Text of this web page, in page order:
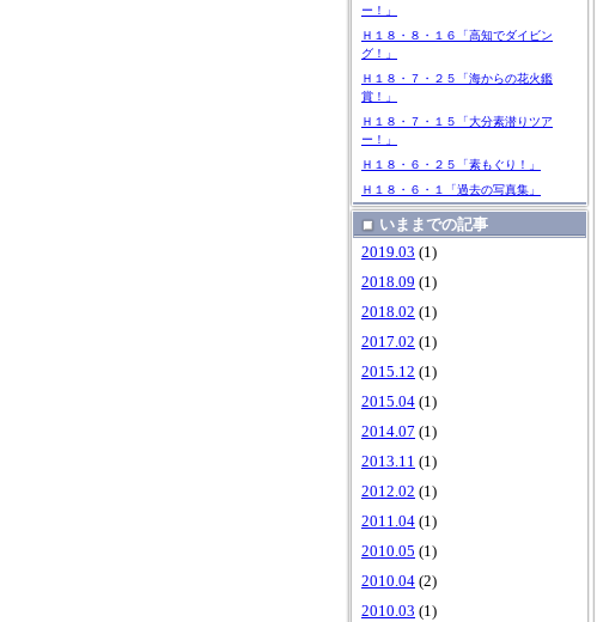
ー！」
Ｈ１８・８・１６「高知でダイビン
グ！」
Ｈ１８・７・２５「海からの花火鑑
賞！」
Ｈ１８・７・１５「大分素潜りツア
ー！」
Ｈ１８・６・２５「素もぐり！」
Ｈ１８・６・１「過去の写真集」
いままでの記事
2019.03 (1)
2018.09 (1)
2018.02 (1)
2017.02 (1)
2015.12 (1)
2015.04 (1)
2014.07 (1)
2013.11 (1)
2012.02 (1)
2011.04 (1)
2010.05 (1)
2010.04 (2)
2010.03 (1)